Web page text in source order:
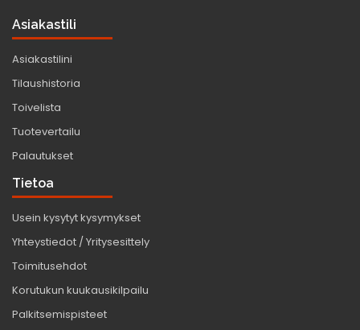
Asiakastili
Asiakastilini
Tilaushistoria
Toivelista
Tuotevertailu
Palautukset
Tietoa
Usein kysytyt kysymykset
Yhteystiedot / Yritysesittely
Toimitusehdot
Korutukun kuukausikilpailu
Palkitsemispisteet